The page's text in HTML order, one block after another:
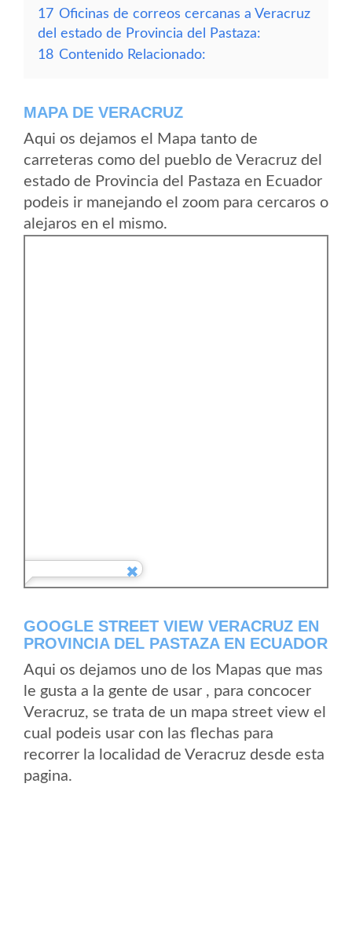
17 Oficinas de correos cercanas a Veracruz
del estado de Provincia del Pastaza:
18 Contenido Relacionado:
MAPA DE VERACRUZ
Aqui os dejamos el Mapa tanto de
carreteras como del pueblo de Veracruz del
estado de Provincia del Pastaza en Ecuador
podeis ir manejando el zoom para cercaros o
alejaros en el mismo.
GOOGLE STREET VIEW VERACRUZ EN
PROVINCIA DEL PASTAZA EN ECUADOR
Aqui os dejamos uno de los Mapas que mas
le gusta a la gente de usar , para concocer
Veracruz, se trata de un mapa street view el
cual podeis usar con las flechas para
recorrer la localidad de Veracruz desde esta
pagina.